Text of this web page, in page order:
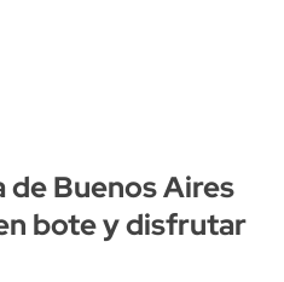
de Buenos Aires
bote y disfrutar